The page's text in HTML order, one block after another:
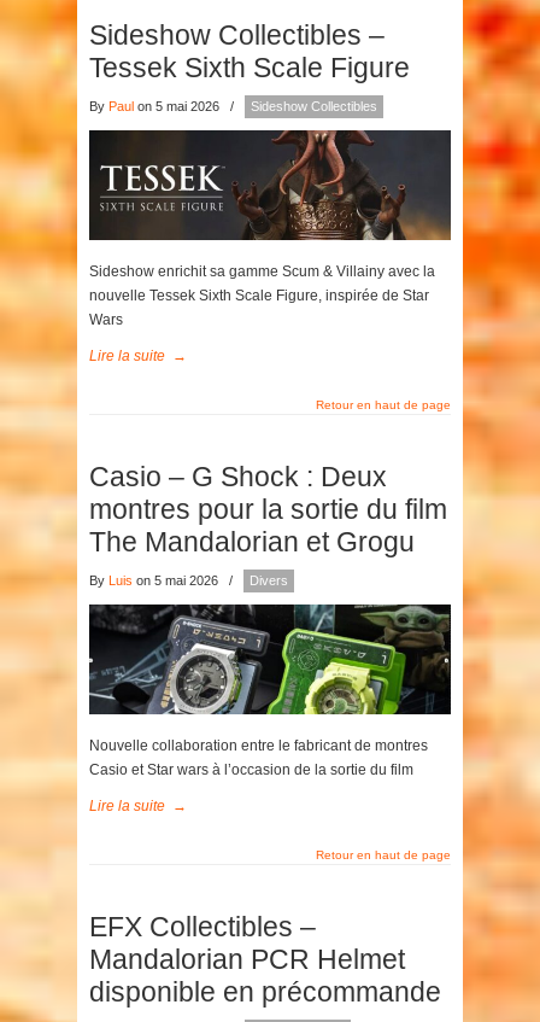
Sideshow Collectibles –
Tessek Sixth Scale Figure
By Paul on 5 mai 2026 / Sideshow Collectibles
Sideshow enrichit sa gamme Scum & Villainy avec la
nouvelle Tessek Sixth Scale Figure, inspirée de Star
Wars
Lire la suite →
Retour en haut de page
Casio – G Shock : Deux
montres pour la sortie du film
The Mandalorian et Grogu
By Luis on 5 mai 2026 / Divers
Nouvelle collaboration entre le fabricant de montres
Casio et Star wars à l’occasion de la sortie du film
Lire la suite →
Retour en haut de page
EFX Collectibles –
Mandalorian PCR Helmet
disponible en précommande